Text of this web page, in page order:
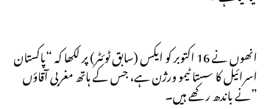
انھوں نے 16 اکتوبر کو ایکس (سابق ٹوئٹر) پر لکھا کہ “پاکستان
اسرائیل کا سستا ٹیمو ورژن ہے، جس کے ہاتھ مغربی آقاؤں
نے باندھ رکھے ہیں۔”